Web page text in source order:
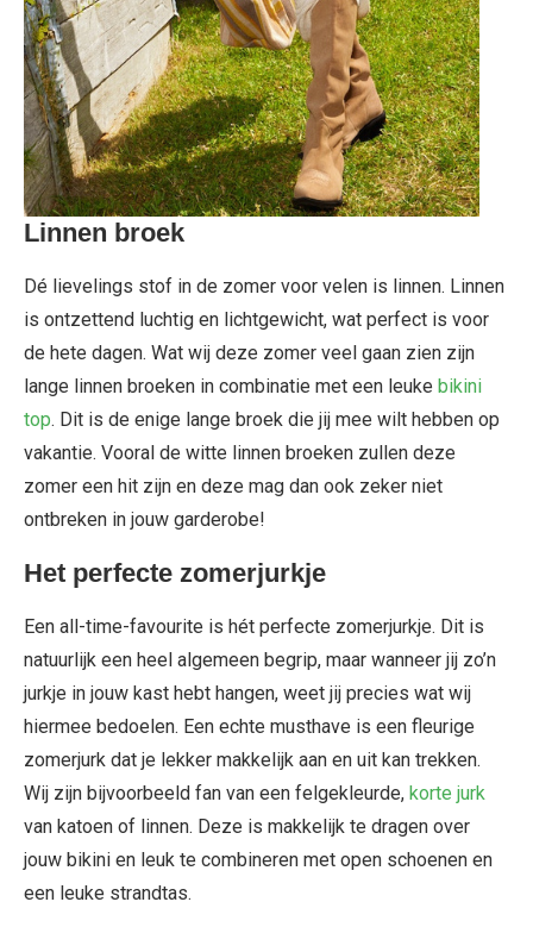
Linnen broek
Dé lievelings stof in de zomer voor velen is linnen. Linnen
is ontzettend luchtig en lichtgewicht, wat perfect is voor
de hete dagen. Wat wij deze zomer veel gaan zien zijn
lange linnen broeken in combinatie met een leuke bikini
top. Dit is de enige lange broek die jij mee wilt hebben op
vakantie. Vooral de witte linnen broeken zullen deze
zomer een hit zijn en deze mag dan ook zeker niet
ontbreken in jouw garderobe!
Het perfecte zomerjurkje
Een all-time-favourite is hét perfecte zomerjurkje. Dit is
natuurlijk een heel algemeen begrip, maar wanneer jij zo’n
jurkje in jouw kast hebt hangen, weet jij precies wat wij
hiermee bedoelen. Een echte musthave is een fleurige
zomerjurk dat je lekker makkelijk aan en uit kan trekken.
Wij zijn bijvoorbeeld fan van een felgekleurde, korte jurk
van katoen of linnen. Deze is makkelijk te dragen over
jouw bikini en leuk te combineren met open schoenen en
een leuke strandtas.